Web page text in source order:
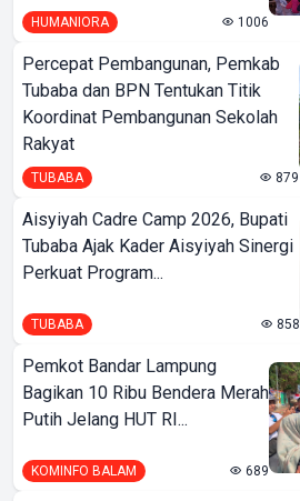
HUMANIORA 1006
Percepat Pembangunan, Pemkab
Tubaba dan BPN Tentukan Titik
Koordinat Pembangunan Sekolah
Rakyat
TUBABA 879
Aisyiyah Cadre Camp 2026, Bupati
Tubaba Ajak Kader Aisyiyah Sinergi
Perkuat Program...
TUBABA 858
Pemkot Bandar Lampung
Bagikan 10 Ribu Bendera Merah
Putih Jelang HUT RI...
KOMINFO BALAM 689